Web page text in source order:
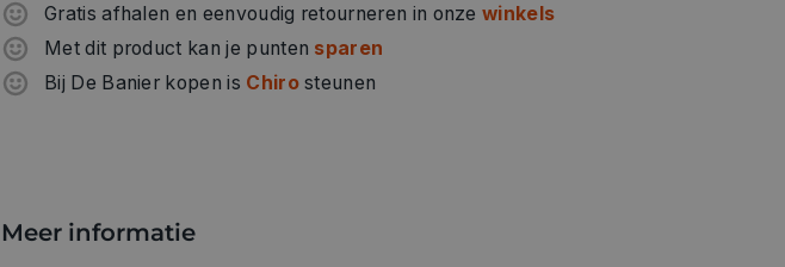
Gratis afhalen en eenvoudig retourneren in onzewinkels
Met dit product kan je punten sparen
Bij De Banier kopen is Chirosteunen
Meer informatie